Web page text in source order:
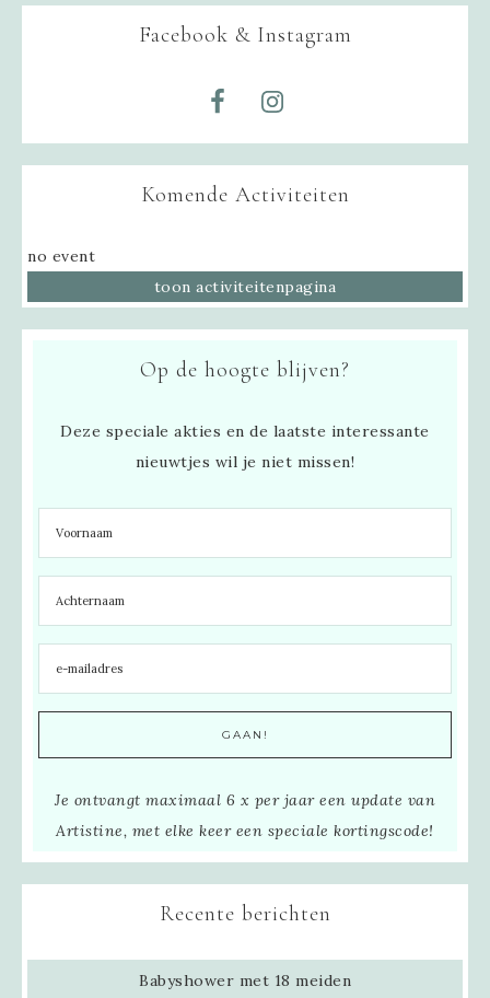
Facebook & Instagram
Komende Activiteiten
no event
toon activiteitenpagina
Op de hoogte blijven?
Deze speciale akties en de laatste interessante
nieuwtjes wil je niet missen!
Je ontvangt maximaal 6 x per jaar een update van
Artistine, met elke keer een speciale kortingscode!
Recente berichten
Babyshower met 18 meiden